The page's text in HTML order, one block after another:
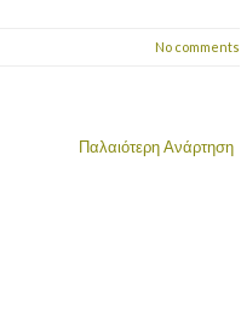
No comments
Παλαιότερη Ανάρτηση